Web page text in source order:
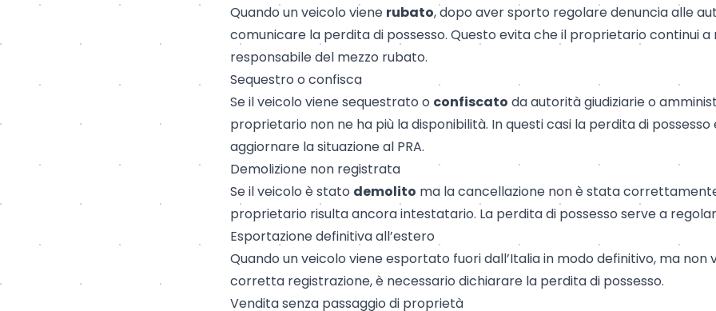
Quando un veicolo viene rubato, dopo aver sporto regolare denuncia alle
comunicare la perdita di possesso. Questo evita che il proprietario continui a
responsabile del mezzo rubato.
Sequestro o confisca
Se il veicolo viene sequestrato o confiscato da autorità giudiziarie o
proprietario non ne ha più la disponibilità. In questi casi la perdita di
aggiornare la situazione al PRA.
Demolizione non registrata
Se il veicolo è stato demolito ma la cancellazione non è stata
proprietario risulta ancora intestatario. La perdita di possesso serve a
Esportazione definitiva all’estero
Quando un veicolo viene esportato fuori dall’Italia in modo definitivo, ma
corretta registrazione, è necessario dichiarare la perdita di possesso.
Vendita senza passaggio di proprietà